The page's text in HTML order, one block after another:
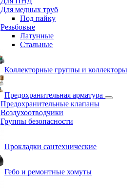
Для медных труб
Под пайку
Резьбовые
Латунные
Cтальные
Коллекторные группы и коллекторы
Предохранительная арматура
Предохранительные клапаны
Воздухоотводчики
Группы безопасности
Прокладки сантехнические
Гебо и ремонтные хомуты